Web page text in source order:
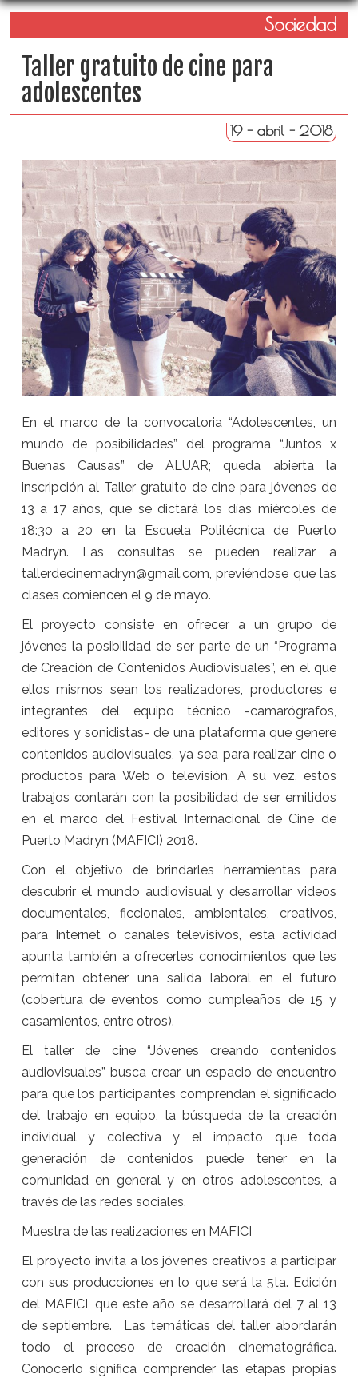
Sociedad
Taller gratuito de cine para
adolescentes
19 - abril - 2018
En el marco de la convocatoria “Adolescentes, un
mundo de posibilidades” del programa “Juntos x
Buenas Causas” de ALUAR; queda abierta la
inscripción al Taller gratuito de cine para jóvenes de
13 a 17 años, que se dictará los días miércoles de
18:30 a 20 en la Escuela Politécnica de Puerto
Madryn. Las consultas se pueden realizar a
tallerdecinemadryn@gmail.com, previéndose que las
clases comiencen el 9 de mayo.
El proyecto consiste en ofrecer a un grupo de
jóvenes la posibilidad de ser parte de un “Programa
de Creación de Contenidos Audiovisuales”, en el que
ellos mismos sean los realizadores, productores e
integrantes del equipo técnico -camarógrafos,
editores y sonidistas- de una plataforma que genere
contenidos audiovisuales, ya sea para realizar cine o
productos para Web o televisión. A su vez, estos
trabajos contarán con la posibilidad de ser emitidos
en el marco del Festival Internacional de Cine de
Puerto Madryn (MAFICI) 2018.
Con el objetivo de brindarles herramientas para
descubrir el mundo audiovisual y desarrollar videos
documentales, ficcionales, ambientales, creativos,
para Internet o canales televisivos, esta actividad
apunta también a ofrecerles conocimientos que les
permitan obtener una salida laboral en el futuro
(cobertura de eventos como cumpleaños de 15 y
casamientos, entre otros).
El taller de cine “Jóvenes creando contenidos
audiovisuales” busca crear un espacio de encuentro
para que los participantes comprendan el significado
del trabajo en equipo, la búsqueda de la creación
individual y colectiva y el impacto que toda
generación de contenidos puede tener en la
comunidad en general y en otros adolescentes, a
través de las redes sociales.
Muestra de las realizaciones en MAFICI
El proyecto invita a los jóvenes creativos a participar
con sus producciones en lo que será la 5ta. Edición
del MAFICI, que este año se desarrollará del 7 al 13
de septiembre. Las temáticas del taller abordarán
todo el proceso de creación cinematográfica.
Conocerlo significa comprender las etapas propias